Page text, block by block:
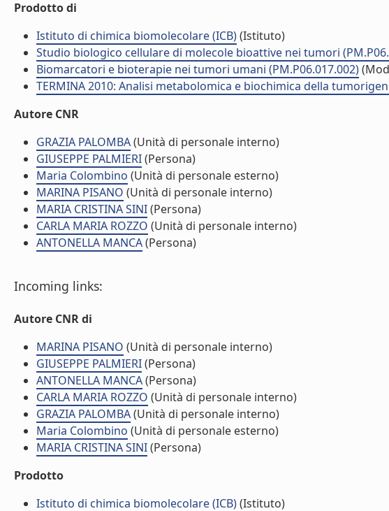
Prodotto di
Istituto di chimica biomolecolare (ICB)(Istituto)
Studio biologico cellulare di molecole bioattive nei tumori
Biomarcatori e bioterapie nei tumori umani (PM.P06.017.002)
TERMINA 2010: Analisi metabolomica e biochimica della
Autore CNR
GRAZIA PALOMBA(Unità di personale interno)
GIUSEPPE PALMIERI(Persona)
Maria Colombino (Unità di personale esterno)
MARINA PISANO (Unità di personale interno)
MARIA CRISTINA SINI(Persona)
CARLA MARIA ROZZO (Unità di personale interno)
ANTONELLA MANCA(Persona)
Incoming links:
Autore CNR di
MARINA PISANO (Unità di personale interno)
GIUSEPPE PALMIERI(Persona)
ANTONELLA MANCA(Persona)
CARLA MARIA ROZZO (Unità di personale interno)
GRAZIA PALOMBA(Unità di personale interno)
Maria Colombino (Unità di personale esterno)
MARIA CRISTINA SINI(Persona)
Prodotto
Istituto di chimica biomolecolare (ICB)(Istituto)